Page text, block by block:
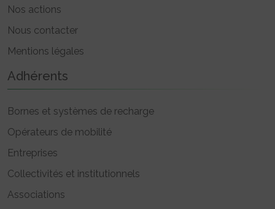
Nos actions
Nous contacter
Mentions légales
Adhérents
Bornes et systèmes de recharge
Opérateurs de mobilité
Entreprises
Collectivités et institutionnels
Associations